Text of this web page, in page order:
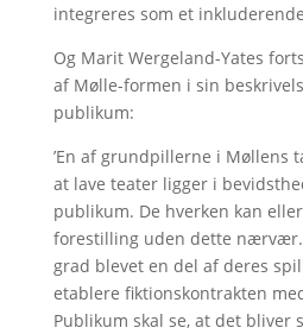
integreres som et
Og Marit Wergeland-Yates
af Mølle-formen i sin
publikum:
’En af grundpillerne i Møllens
at lave teater ligger i
publikum. De hverken kan
forestilling uden dette
grad blevet en del af deres
etablere fiktionskontrakten
Publikum skal se, at det bliver